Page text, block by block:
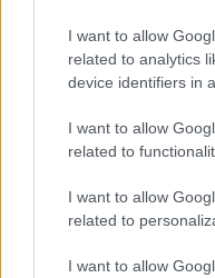
I want to allow
related to analytics
device identifiers in
I want to allow
related to
I want to allow
related to
I want to allow
04 Φεβ 2026 06:20
Βαρκελώνη:
ελληνόφωνους -
3.720€
Κόσμος